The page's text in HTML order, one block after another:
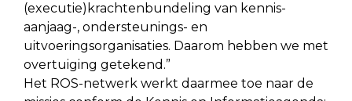
(executie)krachtenbundeling van kennis-
aanjaag-, ondersteunings- en
uitvoeringsorganisaties. Daarom hebben we met
overtuiging getekend.”
Het ROS-netwerk werkt daarmee toe naar de